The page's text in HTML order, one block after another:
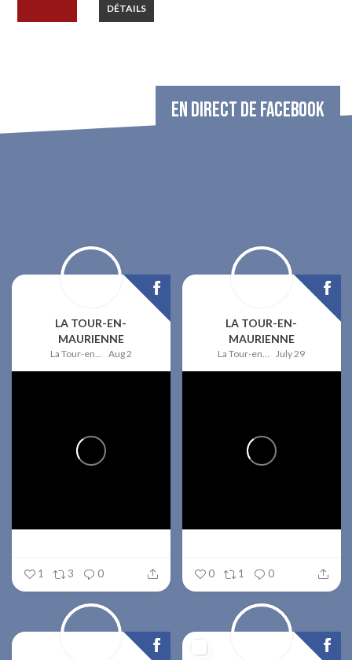
DÉTAILS
EN DIRECT DE FACEBOOK
LA TOUR-EN-
MAURIENNE
La Tour-en-Maurienne Aug 2
1 3 0
LA TOUR-EN-
MAURIENNE
La Tour-en-Maurienne July 29
0 1 0